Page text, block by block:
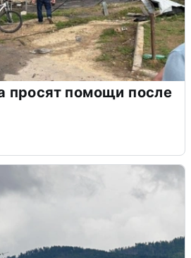
просят помощи после